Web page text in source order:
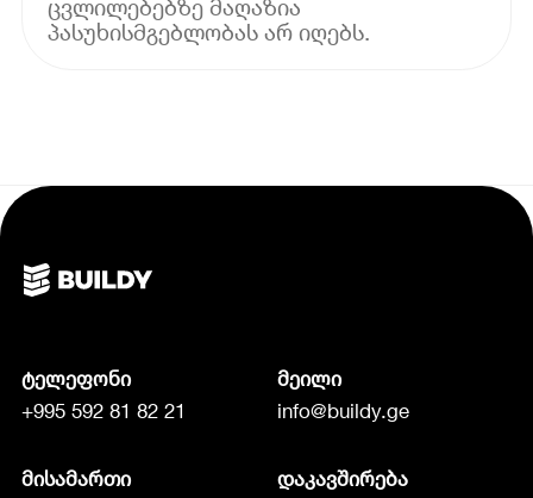
ცვლილებებზე მაღაზია
პასუხისმგებლობას არ იღებს.
ტელეფონი
+995 592 81 82 21
მეილი
info@buildy.ge
მისამართი დაკავშირება